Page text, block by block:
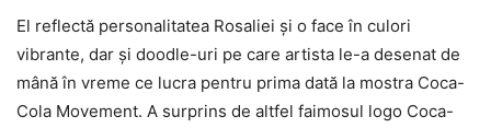
El reflectă personalitatea Rosaliei şi o face în culori
vibrante, dar şi doodle-uri pe care artista le-a desenat de
mână în vreme ce lucra pentru prima dată la mostra Coca-
Cola Movement. A surprins de altfel faimosul logo Coca-